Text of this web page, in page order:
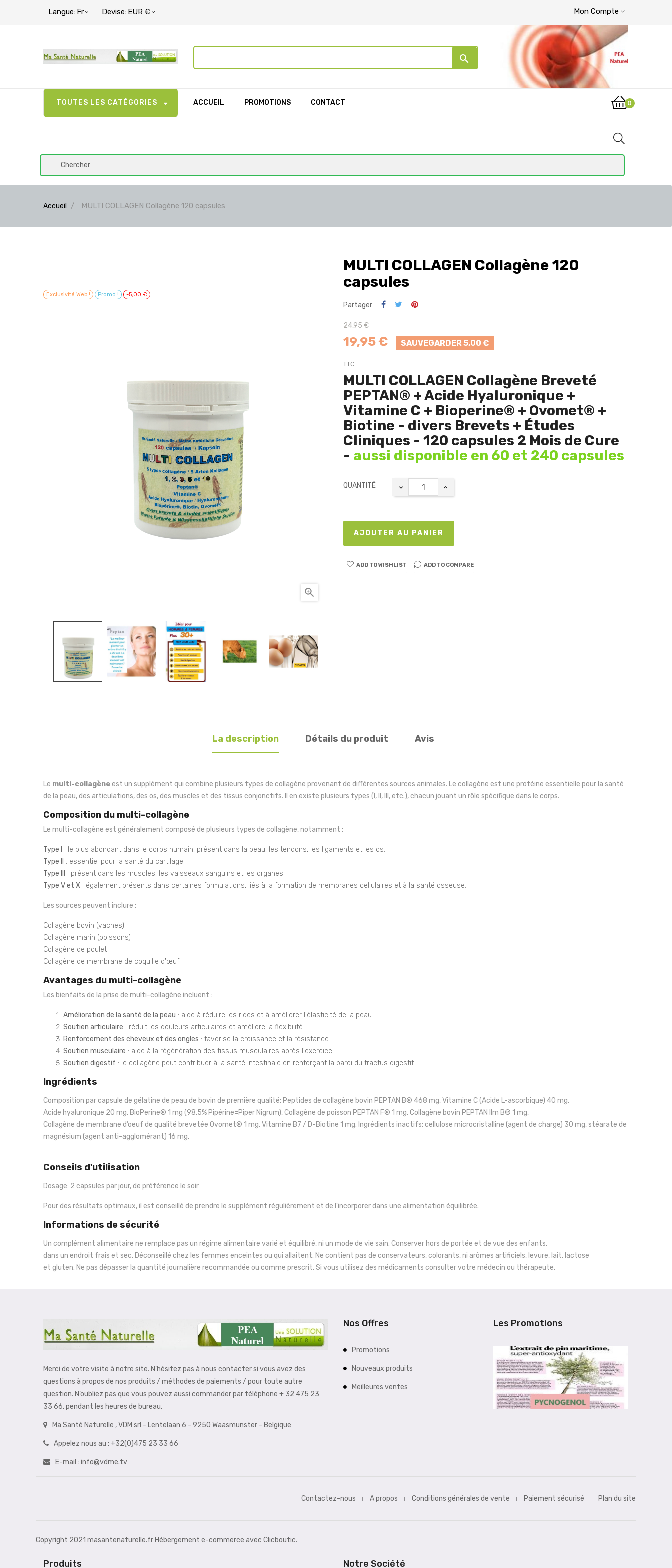
Langue: Fr Devise: EUR € Mon Compte
search
TOUTES LES CATÉGORIES ACCUEIL PROMOTIONS CONTACT 0
Accueil MULTI COLLAGEN Collagène 120 capsules
Exclusivité Web ! Promo ! -5,00 €

MULTI COLLAGEN Collagène 120
capsules
Partager
24,95 €
19,95 € SAUVEGARDER 5,00 €
TTC
MULTI COLLAGEN Collagène Breveté
PEPTAN® + Acide Hyaluronique +
Vitamine C + Bioperine® + Ovomet® +
Biotine - divers Brevets + Études
Cliniques - 120 capsules 2 Mois de Cure
- aussi disponible en 60 et 240 capsules
QUANTITÉ
AJOUTER AU PANIER
ADD TO WISHLIST ADD TO COMPARE
La description Détails du produit Avis
Le multi-collagèneest un supplément qui combine plusieurs types de collagène provenant de différentes sources animales. Le collagène est une protéine essentielle pour la santé
de la peau, des articulations, des os, des muscles et des tissus conjonctifs. Il en existe plusieurs types (I, II, III, etc.), chacun jouant un rôle spécifique dans le corps.
Composition du multi-collagène
Le multi-collagène est généralement composé de plusieurs types de collagène, notamment :
Type I
: le plus abondant dans le corps humain, présent dans la peau, les tendons, les ligaments et les os.
Type II
: essentiel pour la santé du cartilage.
Type III
: présent dans les muscles, les vaisseaux sanguins et les organes.
Type V et X : également présents dans certaines formulations, liés à la formation de membranes cellulaires et à la santé osseuse.
Les sources peuvent inclure :
Collagène bovin (vaches)
Collagène marin (poissons)
Collagène de poulet
Collagène de membrane de coquille d'œuf
Avantages du multi-collagène
Les bienfaits de la prise de multi-collagène incluent :
Amélioration de la santé de la peau : aide à réduire les rides et à améliorer l'élasticité de la peau.
Soutien articulaire : réduit les douleurs articulaires et améliore la flexibilité.
Renforcement des cheveux et des ongles : favorise la croissance et la résistance.
Soutien musculaire : aide à la régénération des tissus musculaires après l'exercice.
Soutien digestif : le collagène peut contribuer à la santé intestinale en renforçant la paroi du tractus digestif.
Ingrédients
Composition par capsule de gélatine de peau de bovin de première qualité: Peptides de collagène bovin PEPTAN B® 468 mg, Vitamine C (Acide L-ascorbique) 40 mg,
Acide hyaluronique 20 mg, BioPerine® 1 mg (98,5% Pipérine=Piper Nigrum), Collagène de poisson PEPTAN F® 1 mg, Collagène bovin PEPTAN IIm B® 1 mg,
Collagène de membrane d’oeuf de qualité brevetée Ovomet® 1 mg, Vitamine B7 / D-Biotine 1 mg. Ingrédients inactifs: cellulose microcristalline (agent de charge) 30 mg, stéarate de
magnésium (agent anti-agglomérant) 16 mg.
Conseils d'utilisation
Dosage: 2 capsules par jour, de préférence le soir
Pour des résultats optimaux, il est conseillé de prendre le supplément régulièrement et de l'incorporer dans une alimentation équilibrée.
Informations de sécurité
Un complément alimentaire ne remplace pas un régime alimentaire varié et équilibré, ni un mode de vie sain. Conserver hors de portée et de vue des enfants,
dans un endroit frais et sec. Déconseillé chez les femmes enceintes ou qui allaitent. Ne contient pas de conservateurs, colorants, ni arômes artificiels, levure, lait, lactose
et gluten. Ne pas dépasser la quantité journalière recommandée ou comme prescrit. Si vous utilisez des médicaments consulter votre médecin ou thérapeute.
Merci de votre visite à notre site. N’hésitez pas à nous contacter si vous avez des
questions à propos de nos produits / méthodes de paiements / pour toute autre
question. N’oubliez pas que vous pouvez aussi commander par téléphone + 32 475 23
33 66, pendant les heures de bureau.
Ma Santé Naturelle , VDM srl - Lentelaan 6 - 9250 Waasmunster - Belgique
Appelez nous au : +32(0)475 23 33 66
E-mail : info@vdme.tv
Nos Offres
Promotions
Nouveaux produits
Meilleures ventes
Les Promotions
Contactez-nous A propos Conditions générales de vente Paiement sécurisé Plan du site
Copyright 2021 masantenaturelle.fr Hébergement e-commerce avec Clicboutic.
Produits Notre Société